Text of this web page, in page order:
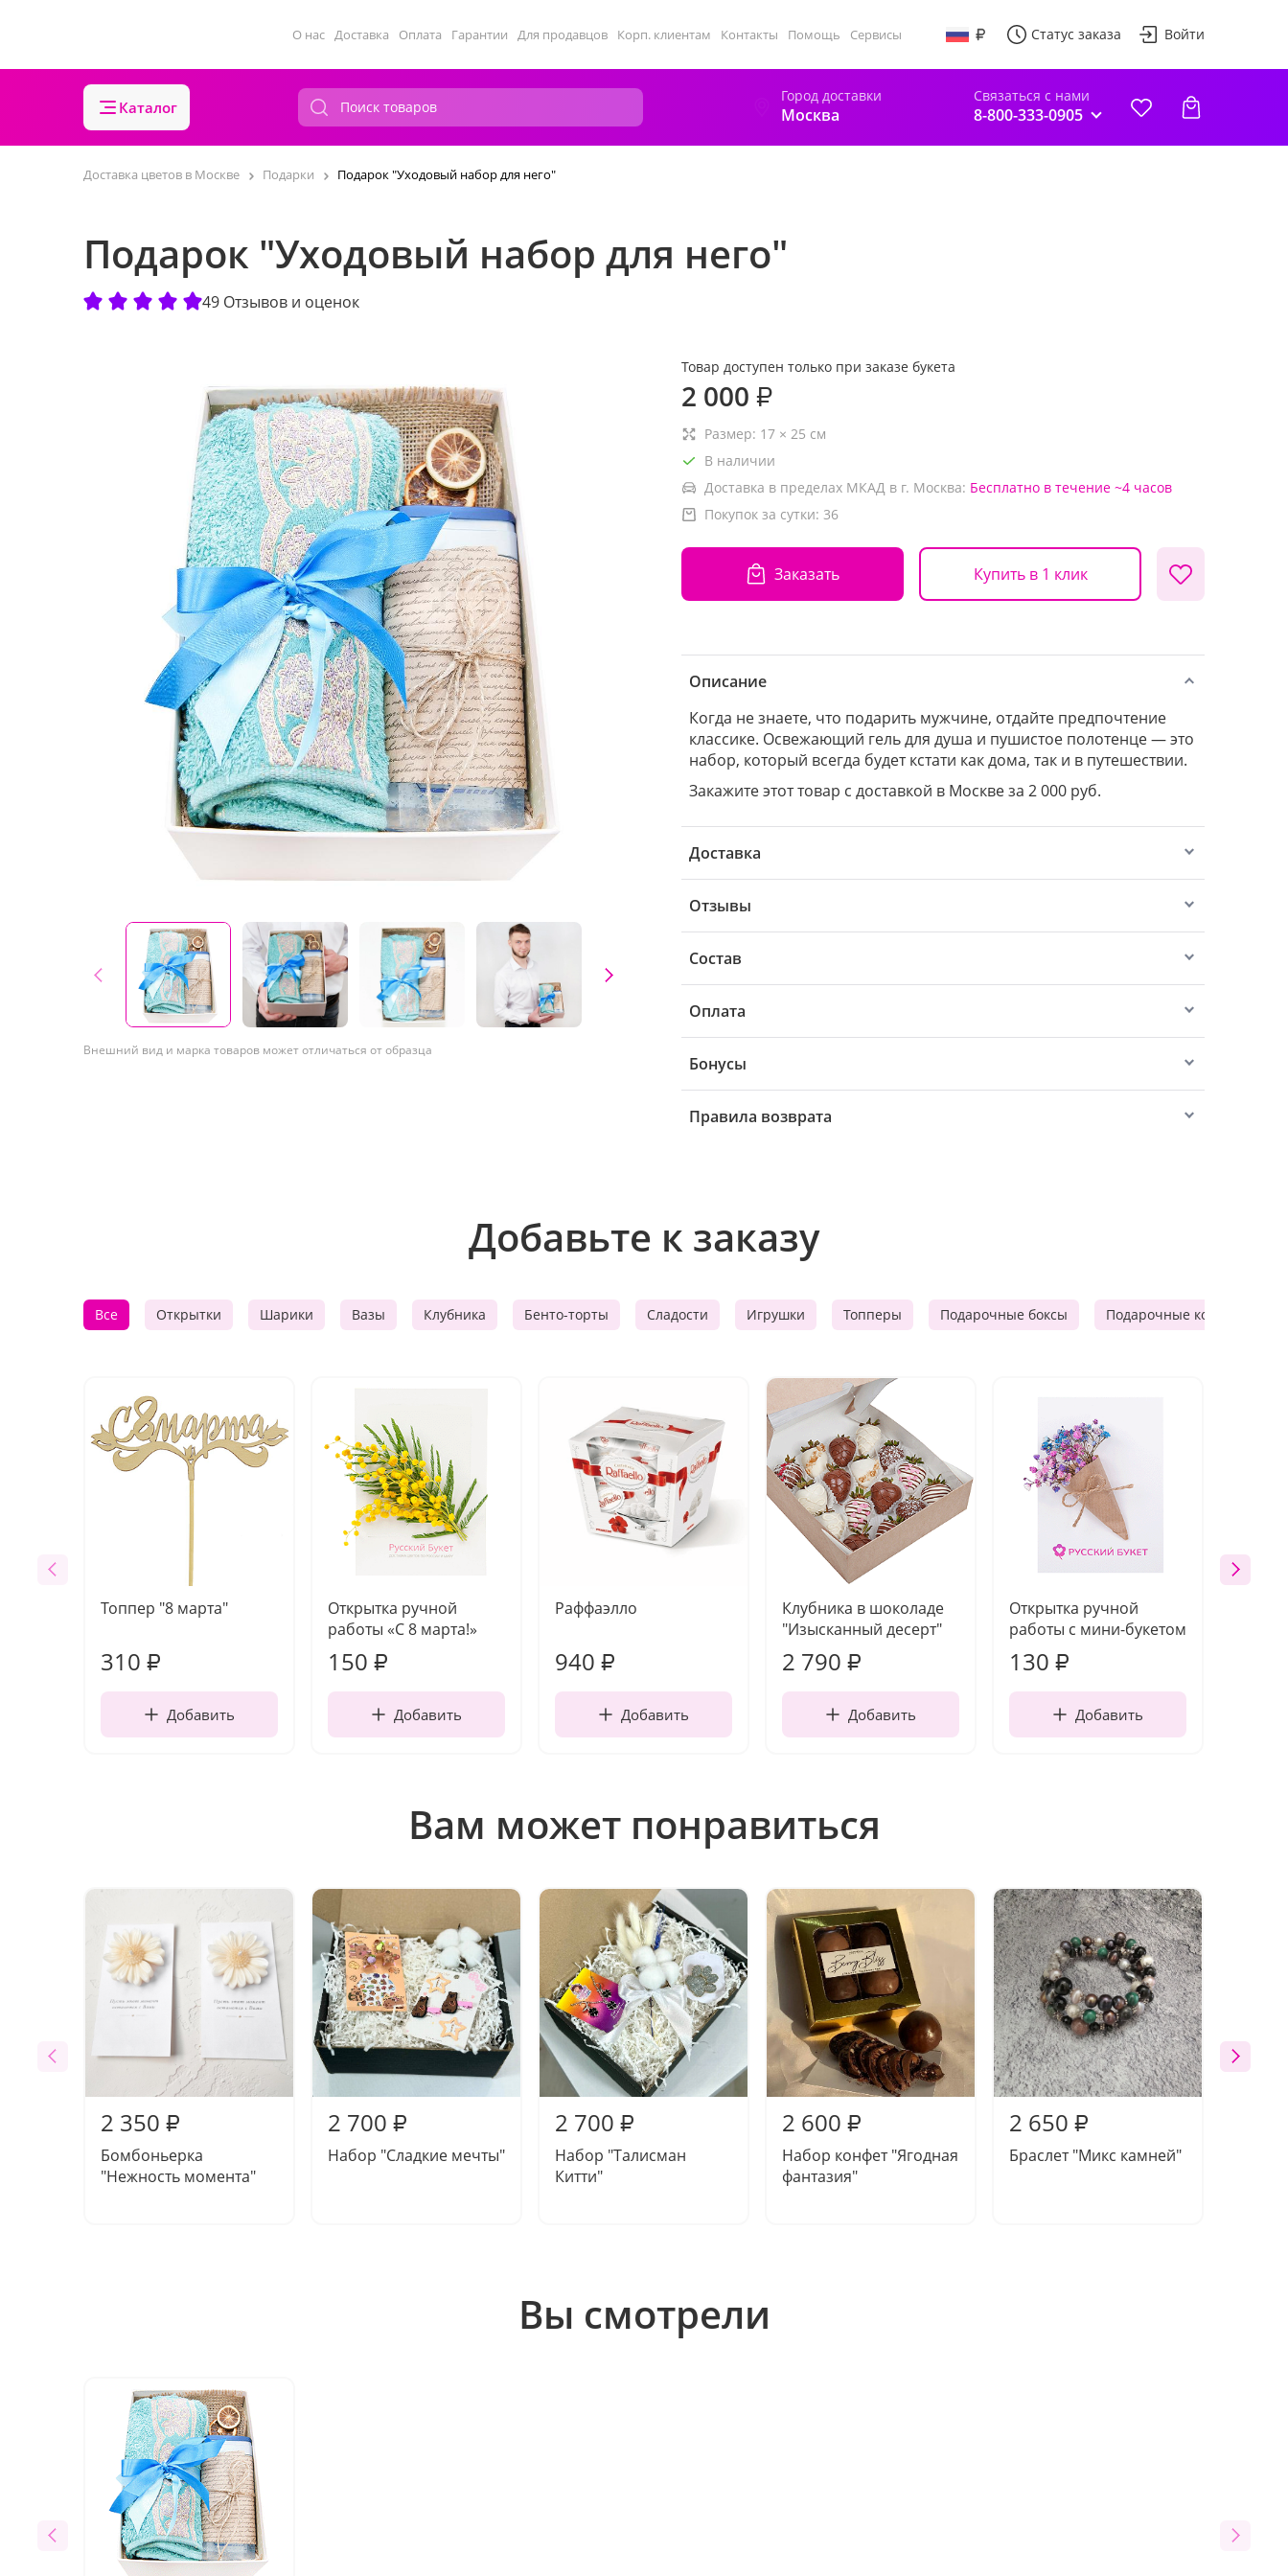
О нас Доставка Оплата Гарантии Для продавцов Корп. клиентам Контакты Помощь Сервисы Статус заказа Войти
Каталог
Город доставки
Москва
Связаться с нами
8-800-333-0905
Доставка цветов в Москве Подарки Подарок "Уходовый набор для него"
Подарок "Уходовый набор для него"
49 Отзывов и оценок
Внешний вид и марка товаров может отличаться от образца
Товар доступен только при заказе букета
2 000 ₽
Размер: 17 × 25 см
В наличии
Доставка в пределах МКАД в г. Москва: Бесплатно в течение ~4 часов
Покупок за сутки: 36
Заказать Купить в 1 клик
Описание
Когда не знаете, что подарить мужчине, отдайте предпочтение
классике. Освежающий гель для душа и пушистое полотенце — это
набор, который всегда будет кстати как дома, так и в путешествии.
Закажите этот товар с доставкой в Москве за 2 000 руб.
Доставка
Отзывы
Состав
Оплата
Бонусы
Правила возврата
Добавьте к заказу
Все Открытки Шарики Вазы Клубника Бенто-торты Сладости Игрушки Топперы Подарочные боксы Подарочные корзины
Топпер "8 марта"
310 ₽
Добавить
Открытка ручной
работы «С 8 марта!»
150 ₽
Добавить
Раффаэлло
940 ₽
Добавить
Клубника в шоколаде
"Изысканный десерт"
2 790 ₽
Добавить
Открытка ручной
работы с мини-букетом
130 ₽
Добавить
Вам может понравиться
2 350 ₽
Бомбоньерка
"Нежность момента"
2 700 ₽
Набор "Сладкие мечты"
2 700 ₽
Набор "Талисман
Китти"
2 600 ₽
Набор конфет "Ягодная
фантазия"
2 650 ₽
Браслет "Микс камней"
Вы смотрели